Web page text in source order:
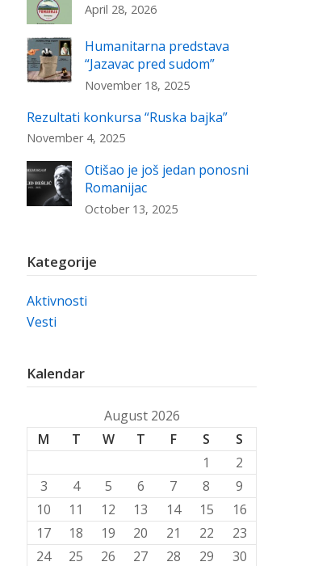
April 28, 2026
Humanitarna predstava
“Jazavac pred sudom”
November 18, 2025
Rezultati konkursa “Ruska bajka”
November 4, 2025
Otišao je još jedan ponosni
Romanijac
October 13, 2025
Kategorije
Aktivnosti
Vesti
Kalendar
August 2026
M
T W T F S
S
1
2
3
4 5 6 7 8
9
10
11 12 13 14 15
16
17
18 19 20 21 22
23
24
25 26 27 28 29 30